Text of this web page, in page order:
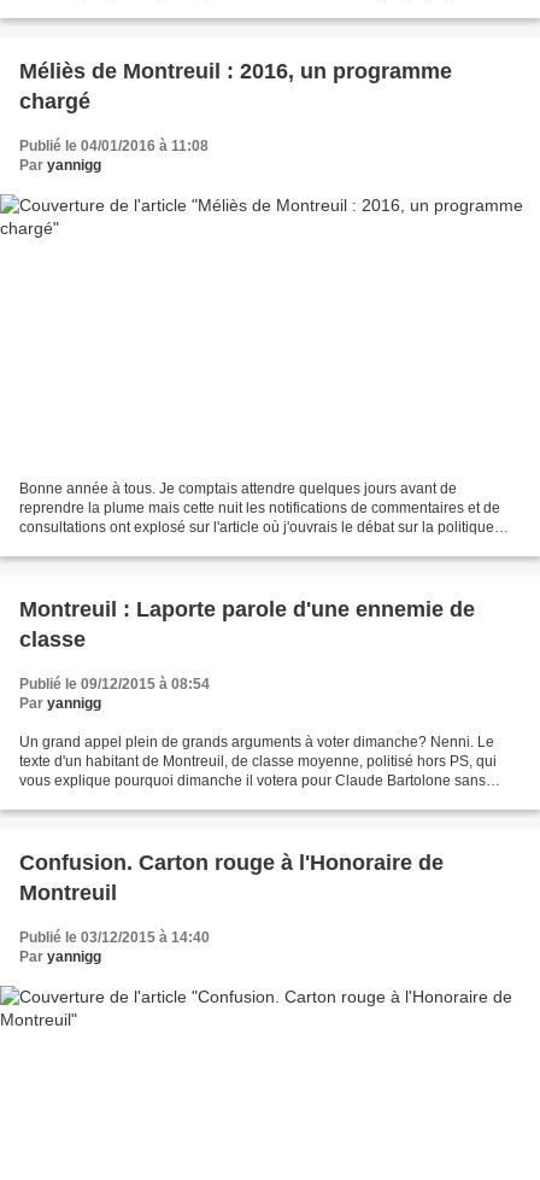
Méliès de Montreuil : 2016, un programme
chargé
Publié le 04/01/2016 à 11:08
Par yannigg
Bonne année à tous. Je comptais attendre quelques jours avant de
reprendre la plume mais cette nuit les notifications de commentaires et de
consultations ont explosé sur l'article où j'ouvrais le débat sur la politique
Montreuil : Laporte parole d'une ennemie de
classe
Publié le 09/12/2015 à 08:54
Par yannigg
Un grand appel plein de grands arguments à voter dimanche? Nenni. Le
texte d'un habitant de Montreuil, de classe moyenne, politisé hors PS, qui
vous explique pourquoi dimanche il votera pour Claude Bartolone sans
Confusion. Carton rouge à l'Honoraire de
Montreuil
Publié le 03/12/2015 à 14:40
Par yannigg